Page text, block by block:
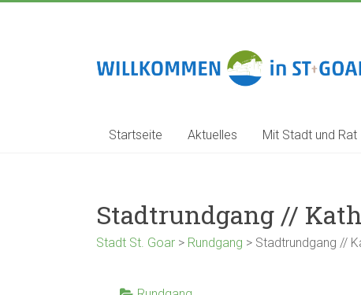
Stadt
Goar
Startseite Aktuelles Mit Stadt und Rat
Stadtrundgang //
Stadt St. Goar > Rundgang > Stadtrundgang //